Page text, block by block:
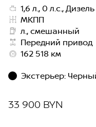
1,6 л., 0 л.с., Дизель
МКПП
л., смешанный
Передний привод
162 518 км
Экстерьер:
33 900 BYN